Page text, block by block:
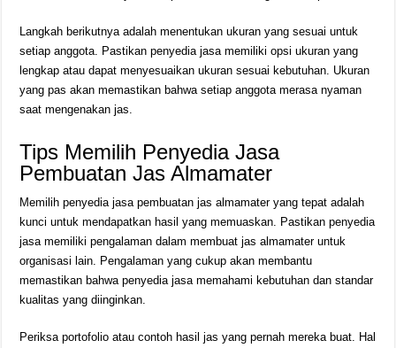
Langkah berikutnya adalah menentukan ukuran yang sesuai untuk
setiap anggota. Pastikan penyedia jasa memiliki opsi ukuran yang
lengkap atau dapat menyesuaikan ukuran sesuai kebutuhan. Ukuran
yang pas akan memastikan bahwa setiap anggota merasa nyaman
saat mengenakan jas.
Tips Memilih Penyedia Jasa
Pembuatan Jas Almamater
Memilih penyedia jasa pembuatan jas almamater yang tepat adalah
kunci untuk mendapatkan hasil yang memuaskan. Pastikan penyedia
jasa memiliki pengalaman dalam membuat jas almamater untuk
organisasi lain. Pengalaman yang cukup akan membantu
memastikan bahwa penyedia jasa memahami kebutuhan dan standar
kualitas yang diinginkan.
Periksa portofolio atau contoh hasil jas yang pernah mereka buat. Hal